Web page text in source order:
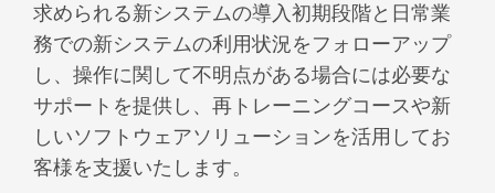
求められる新システムの導入初期段階と日常業
務での新システムの利用状況をフォローアップ
し、操作に関して不明点がある場合には必要な
サポートを提供し、再トレーニングコースや新
しいソフトウェアソリューションを活用してお
客様を支援いたします。